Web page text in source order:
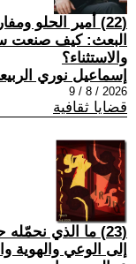
(22) أمير الحلو
البعث: كيف صنعت
والاستثناء؟
إسماعيل نوري
2026 / 8 / 9
قضايا ثقافية
(23) ما الذي
إلى الوعي والهوية